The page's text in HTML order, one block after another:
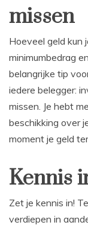
missen
Hoeveel geld kun
minimumbedrag
belangrijke tip
iedere belegger:
missen. Je hebt
beschikking over
moment je geld
Kennis
Zet je kennis in!
verdiepen in